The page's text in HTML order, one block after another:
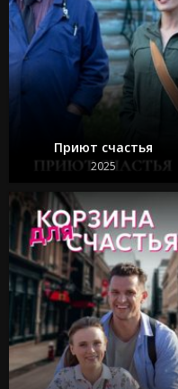
Приют счастья
2025